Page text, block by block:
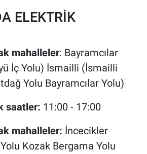
ELEKTRİK
mahalleler: Bayramcılar
İç Yolu) İsmailli (İsmailli
Yolu Bayramcılar Yolu)
saatler: 11:00 - 17:00
mahalleler: İncecikler
Kozak Bergama Yolu